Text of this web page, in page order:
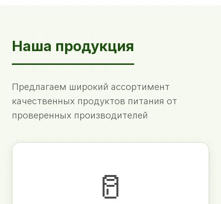
Наша продукция
Предлагаем широкий ассортимент
качественных продуктов питания от
проверенных производителей
🥛